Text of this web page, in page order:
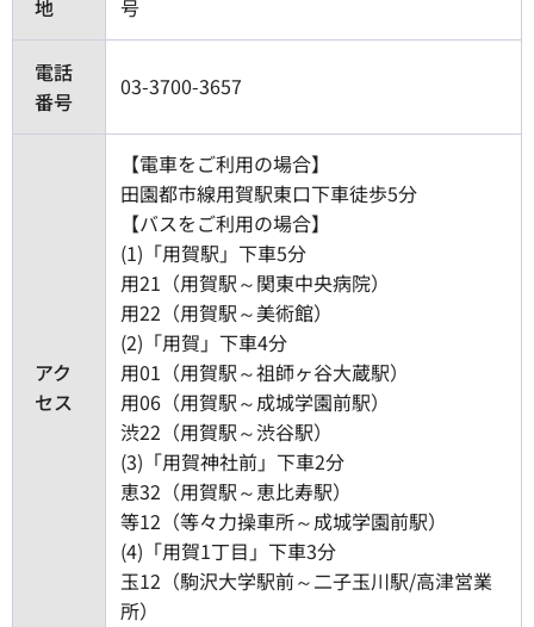
地
号
電話
番号
03-3700-3657
アク
セス
【電車をご利用の場合】
田園都市線用賀駅東口下車徒歩5分
【バスをご利用の場合】
(1)「用賀駅」下車5分
用21（用賀駅～関東中央病院）
用22（用賀駅～美術館）
(2)「用賀」下車4分
用01（用賀駅～祖師ヶ谷大蔵駅）
用06（用賀駅～成城学園前駅）
渋22（用賀駅～渋谷駅）
(3)「用賀神社前」下車2分
恵32（用賀駅～恵比寿駅）
等12（等々力操車所～成城学園前駅）
(4)「用賀1丁目」下車3分
玉12（駒沢大学駅前～二子玉川駅/高津営業
所）